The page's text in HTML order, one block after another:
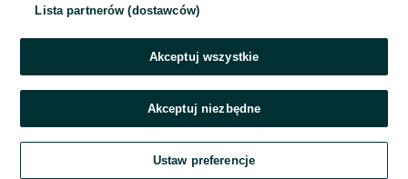
Przepraszamy, nie znaleźliśmy tego,
czego szukasz.
Lista partnerów (dostawców)
Akceptuj wszystkie
Akceptuj niezbędne
Ustaw preferencje